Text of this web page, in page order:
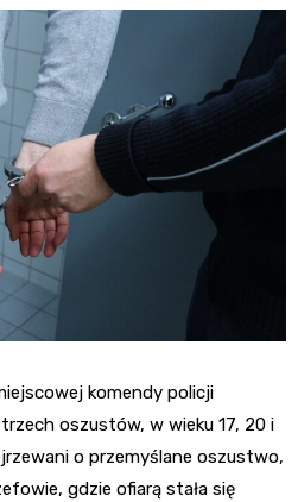
komendy policji
oszustów, w wieku 17, 20 i
o przemyślane oszustwo,
gdzie ofiarą stała się